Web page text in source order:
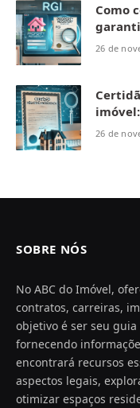
Como
26 de
26 de
SOBRE NÓS
No ABC do Imóvel,
contratos, carreiras,
objetivo é ser seu
fornecendo
encontrará recursos
aspectos legais,
otimizar espaços